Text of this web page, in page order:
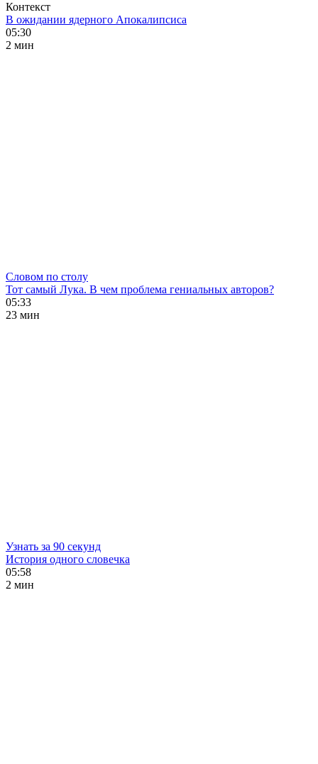
Контекст
В ожидании ядерного Апокалипсиса
05:30
2 мин
Словом по столу
Тот самый Лука. В чем проблема гениальных авторов?
05:33
23 мин
Узнать за 90 секунд
История одного словечка
05:58
2 мин